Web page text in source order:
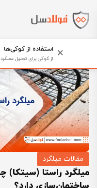
فولادسل
میلگرد راستا (سیتکا) چیست
مقالات میلگرد
میلگرد راستا
× استفاده از کوکی‌ها
از کوکی برای تحلیل